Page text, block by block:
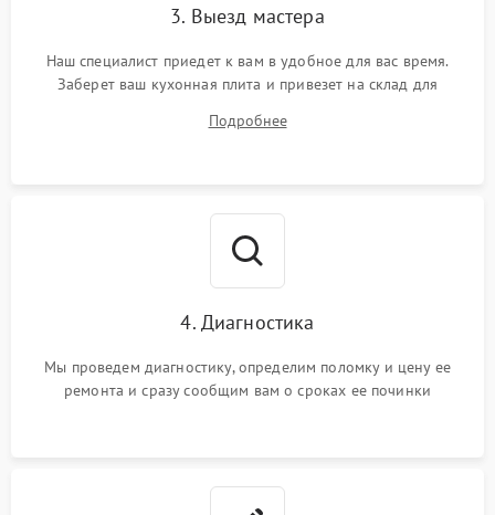
3. Выезд мастера
Наш специалист приедет к вам в удобное для вас время.
Заберет ваш кухонная плита и привезет на склад для
Подробнее
4. Диагностика
Мы проведем диагностику, определим поломку и цену ее
ремонта и сразу сообщим вам о сроках ее починки